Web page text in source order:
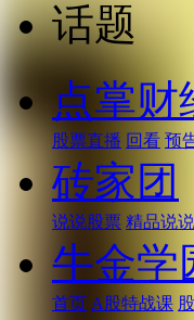
话题
点掌财
股票直播 回看 预
砖家团
说说股票 精品说说
牛金学
首页 A股特战课